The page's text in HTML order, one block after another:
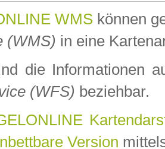
WMS können
(WMS) in eine
die Informationen
(WFS) beziehbar.
Version